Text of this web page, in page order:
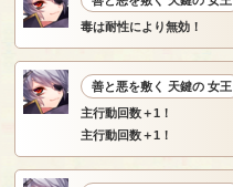
毒は耐性により無効！
善と悪を敷く 天鍵の 女王
主行動回数＋1！
主行動回数＋1！